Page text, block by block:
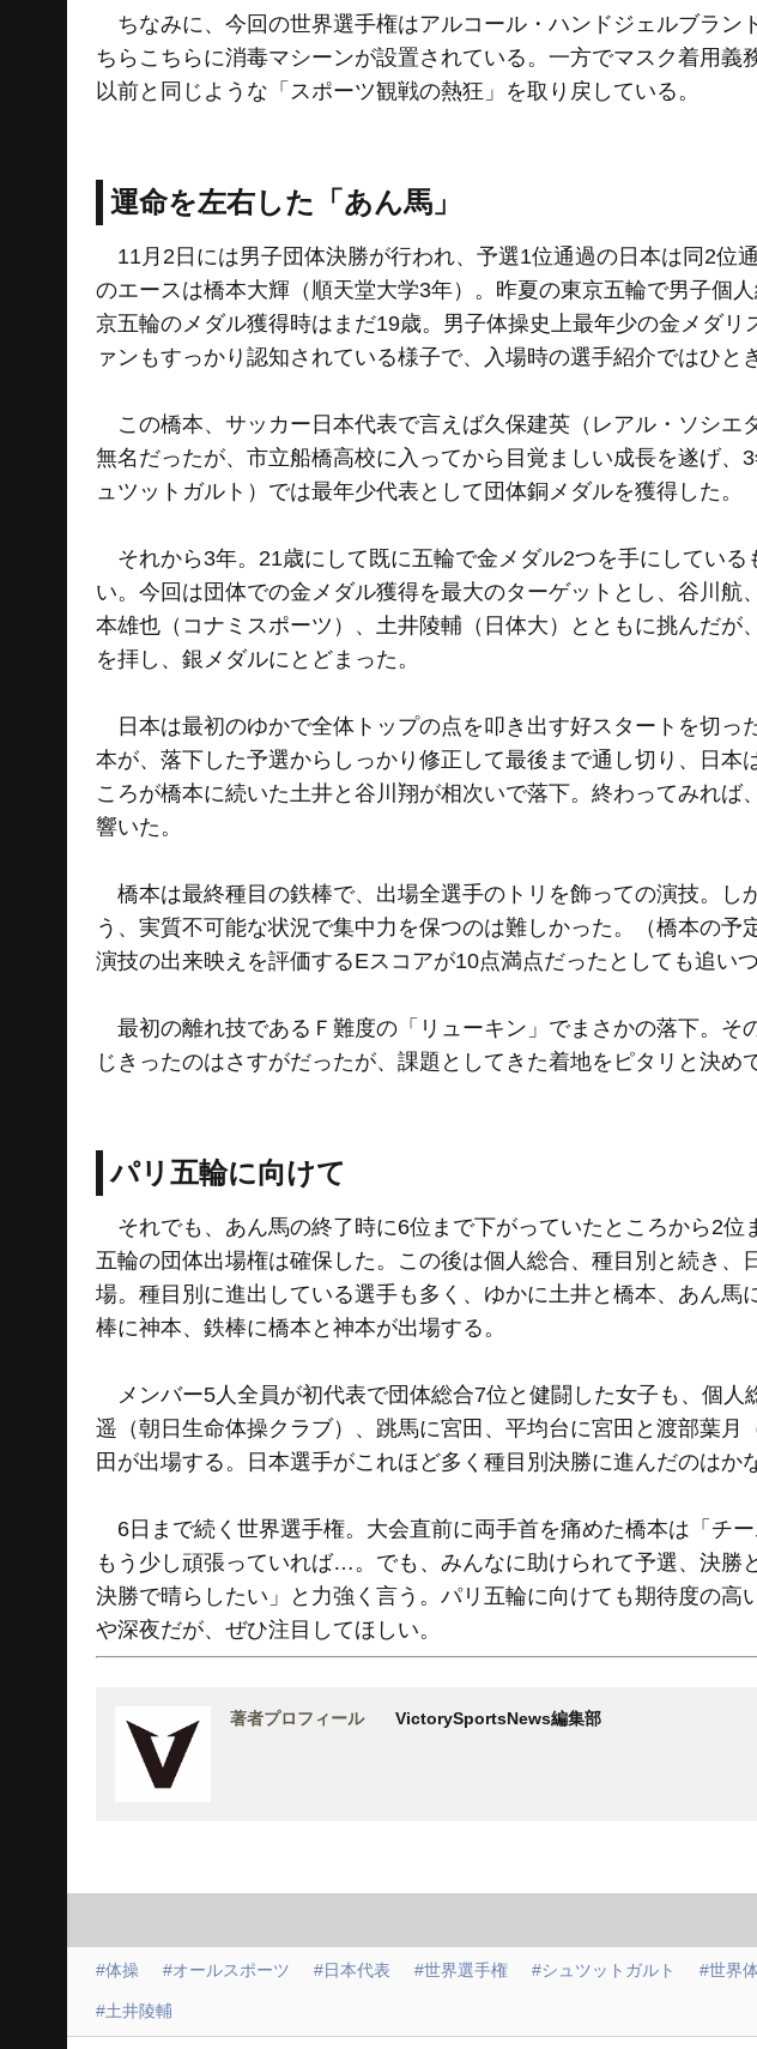
ちなみに、今回の世界選手権はアルコール・ハンドジェルブラン
ちらこちらに消毒マシーンが設置されている。一方でマスク着用義
以前と同じような「スポーツ観戦の熱狂」を取り戻している。
運命を左右した「あん馬」
11月2日には男子団体決勝が行われ、予選1位通過の日本は同2位
のエースは橋本大輝（順天堂大学3年）。昨夏の東京五輪で男子個
京五輪のメダル獲得時はまだ19歳。男子体操史上最年少の金メダリ
ァンもすっかり認知されている様子で、入場時の選手紹介ではひと
この橋本、サッカー日本代表で言えば久保建英（レアル・ソシエ
無名だったが、市立船橋高校に入ってから目覚ましい成長を遂げ、
ュツットガルト）では最年少代表として団体銅メダルを獲得した。
それから3年。21歳にして既に五輪で金メダル2つを手にしている
い。今回は団体での金メダル獲得を最大のターゲットとし、谷川航
本雄也（コナミスポーツ）、土井陵輔（日体大）とともに挑んだが
を拝し、銀メダルにとどまった。
日本は最初のゆかで全体トップの点を叩き出す好スタートを切っ
本が、落下した予選からしっかり修正して最後まで通し切り、日本
ころが橋本に続いた土井と谷川翔が相次いで落下。終わってみれ
響いた。
橋本は最終種目の鉄棒で、出場全選手のトリを飾っての演技。し
う、実質不可能な状況で集中力を保つのは難しかった。（橋本の予
演技の出来映えを評価するEスコアが10点満点だったとしても追いつ
最初の離れ技であるＦ難度の「リューキン」でまさかの落下。そ
じきったのはさすがだったが、課題としてきた着地をピタリと決め
パリ五輪に向けて
それでも、あん馬の終了時に6位まで下がっていたところから2位
五輪の団体出場権は確保した。この後は個人総合、種目別と続き、
場。種目別に進出している選手も多く、ゆかに土井と橋本、あん馬
棒に神本、鉄棒に橋本と神本が出場する。
メンバー5人全員が初代表で団体総合7位と健闘した女子も、個人
遥（朝日生命体操クラブ）、跳馬に宮田、平均台に宮田と渡部葉月
田が出場する。日本選手がこれほど多く種目別決勝に進んだのはか
6日まで続く世界選手権。大会直前に両手首を痛めた橋本は「チ
もう少し頑張っていれば…。でも、みんなに助けられて予選、決勝
決勝で晴らしたい」と力強く言う。パリ五輪に向けても期待度の高
や深夜だが、ぜひ注目してほしい。
著者プロフィール VictorySportsNews編集部
#体操 #オールスポーツ #日本代表 #世界選手権 #シュツットガルト #世界
#土井陵輔